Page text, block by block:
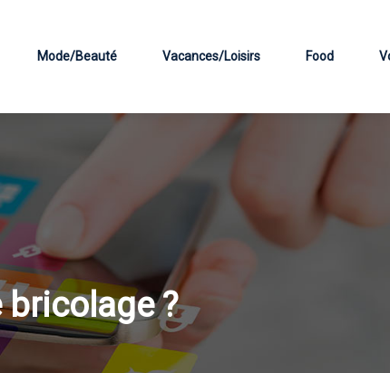
Mode/Beauté Vacances/Loisirs Food
bricolage ?